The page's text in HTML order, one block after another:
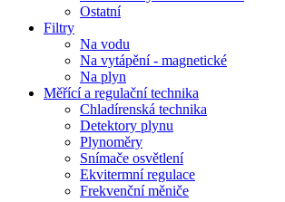
Ostatní
Filtry
Na vodu
Na vytápění - magnetické
Na plyn
Měřící a regulační technika
Chladírenská technika
Detektory plynu
Plynoměry
Snímače osvětlení
Ekvitermní regulace
Frekvenční měniče